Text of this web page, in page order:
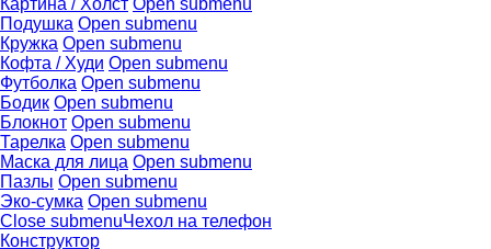
Картина / Холст Open submenu
Подушка Open submenu
Кружка Open submenu
Кофта / Худи Open submenu
Футболка Open submenu
Бодик Open submenu
Блокнот Open submenu
Тарелка Open submenu
Маска для лица Open submenu
Пазлы Open submenu
Эко-сумка Open submenu
Close submenuЧехол на телефон
Конструктор